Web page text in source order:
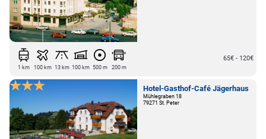
1 km 100 km 13 km 100 km 500 m 200 m
65€ - 120€
Hotel-Gasthof-Café Jägerhaus
Mühlegraben 18
79271 St. Peter